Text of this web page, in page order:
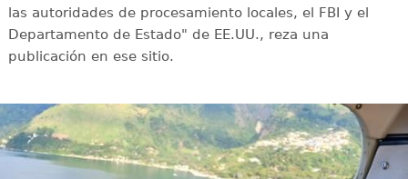
las autoridades de procesamiento locales, el FBI y el
Departamento de Estado" de EE.UU., reza una
publicación en ese sitio.